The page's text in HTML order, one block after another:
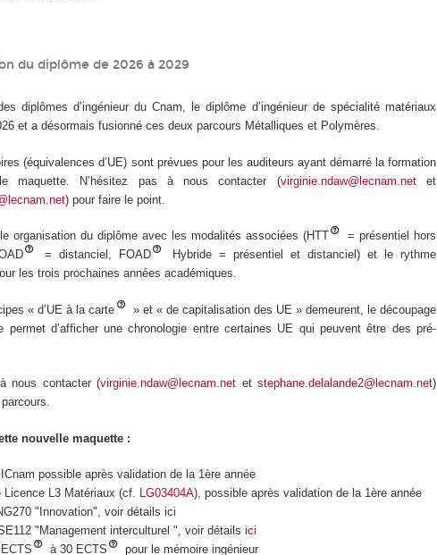
du diplôme de 2026 à 2029
diplômes d’ingénieur du Cnam, le diplôme d’ingénieur de spécialité matériaux
et a désormais fusionné ces deux parcours Métalliques et Polymères.
(équivalences d’UE) sont prévues pour les auditeurs ayant démarré la formation
maquette. N’hésitez pas à nous contacter (virginie.ndaw@lecnam.netet
) pour faire le point.
organisation du diplôme avec les modalités associées (HTT
= présentiel hors
= distanciel, FOAD
Hybride = présentiel et distanciel) et le rythme
les trois prochaines années académiques.
« d’UE à la carte
» et « de capitalisation des UE » demeurent, le découpage
permet d’afficher une chronologie entre certaines UE qui peuvent être des pré-
nous contacter (virginie.ndaw@lecnam.net etstephane.delalande2@lecnam.net)
nouvelle maquette :
possible après validation de la 1ère année
Licence L3 Matériaux (cf. LG03404A), possible après validation de la 1ère année
"Innovation", voir détails ici
"Management interculturel ", voir détails ici
à 30 ECTS
pour le mémoire ingénieur